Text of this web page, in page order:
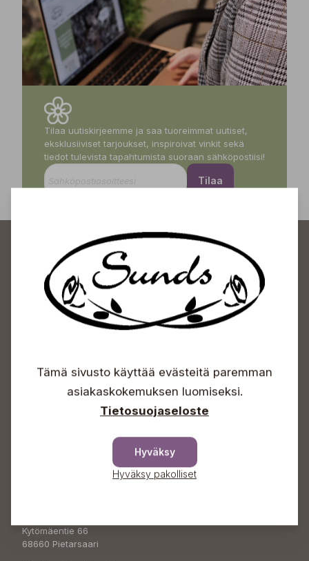
Tilaa uutiskirjeemme ja saa tuoreimmat uutiset,
eksklusiiviset tarjoukset, inspiroivat vinkit sekä
tiedot tulevista tapahtumista suoraan sähköpostiisi!
Tilaa
Sundin Puutarhakeskus
Arkisin 09-18
Lauantaisin 09-16
Sunnuntaisin Itsepalvelu
Kytömäentie 66
68660 Pietarsaari
Tämä sivusto käyttää evästeitä paremman
asiakaskokemuksen luomiseksi.
Tietosuojaseloste
Hyväksy
Hyväksy pakolliset